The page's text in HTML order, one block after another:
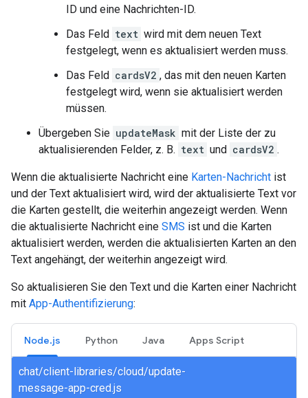
ID und eine Nachrichten-ID.
Das Feld text wird mit dem neuen Text
festgelegt, wenn es aktualisiert werden muss.
Das Feld cardsV2 , das mit den neuen Karten
festgelegt wird, wenn sie aktualisiert werden
müssen.
Übergeben Sie updateMask mit der Liste der zu
aktualisierenden Felder, z. B. text und cardsV2 .
Wenn die aktualisierte Nachricht eine Karten-Nachricht ist
und der Text aktualisiert wird, wird der aktualisierte Text vor
die Karten gestellt, die weiterhin angezeigt werden. Wenn
die aktualisierte Nachricht eine SMS ist und die Karten
aktualisiert werden, werden die aktualisierten Karten an den
Text angehängt, der weiterhin angezeigt wird.
So aktualisieren Sie den Text und die Karten einer Nachricht
mit App-Authentifizierung:
Node.js Python Java Apps Script
chat/client-libraries/cloud/update-
message-app-cred.js